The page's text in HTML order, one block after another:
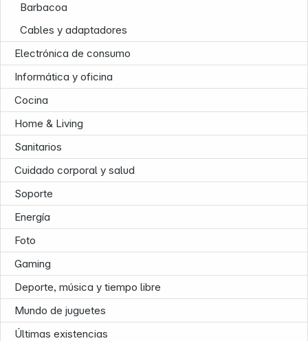
Barbacoa
Cables y adaptadores
Electrónica de consumo
Informática y oficina
Cocina
Home & Living
Sanitarios
Cuidado corporal y salud
Soporte
Energía
Foto
Gaming
Deporte, música y tiempo libre
Mundo de juguetes
Últimas existencias
News